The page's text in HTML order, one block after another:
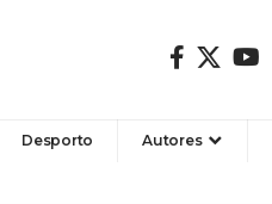
Desporto Autores